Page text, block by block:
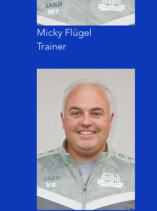
Micky Flügel
Trainer